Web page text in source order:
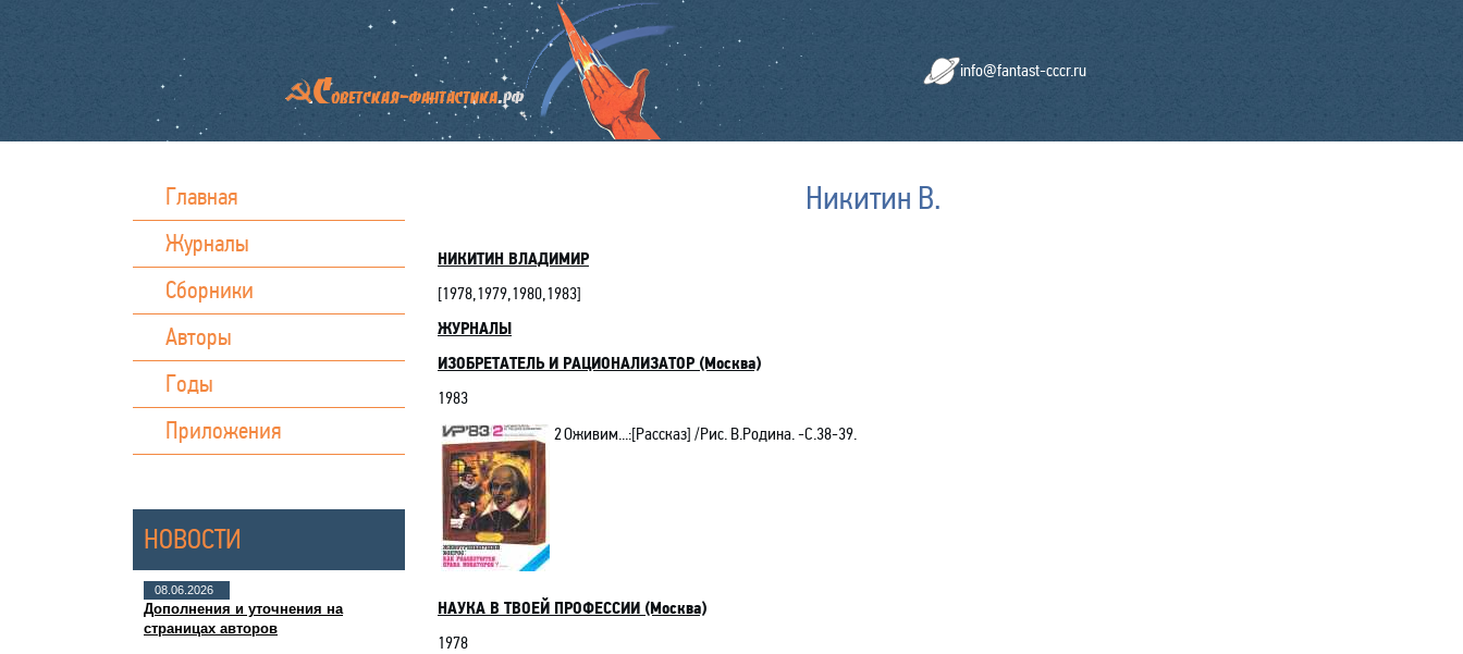
info@fantast-cccr.ru
Главная
Журналы
Сборники
Авторы
Годы
Приложения
НОВОСТИ
08.06.2026
Дополнения и уточнения на
страницах авторов
Никитин В.
НИКИТИН ВЛАДИМИР
[1978,1979,1980,1983]
ЖУРНАЛЫ
ИЗОБРЕТАТЕЛЬ И РАЦИОНАЛИЗАТОР (Москва)
1983
2Оживим...:[Рассказ] /Рис. В.Родина. -С.38-39.
НАУКА В ТВОЕЙ ПРОФЕССИИ (Москва)
1978